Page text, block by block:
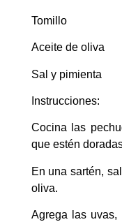
Tomillo
Aceite de oliva
Sal y pimienta
Instrucciones:
Cocina las
que estén
En una sartén,
oliva.
Agrega las